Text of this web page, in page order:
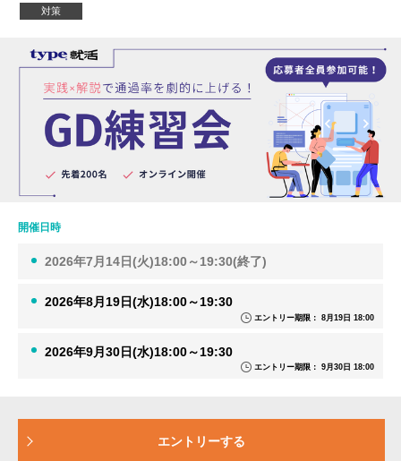
対策
開催日時
2026年7月14日(火)18:00～19:30(終了)
2026年8月19日(水)18:00～19:30
エントリー期限： 8月19日 18:00
2026年9月30日(水)18:00～19:30
エントリー期限： 9月30日 18:00
エントリーする